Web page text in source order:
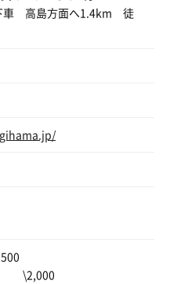
車 高島方面へ1.4km 徒
\2,000